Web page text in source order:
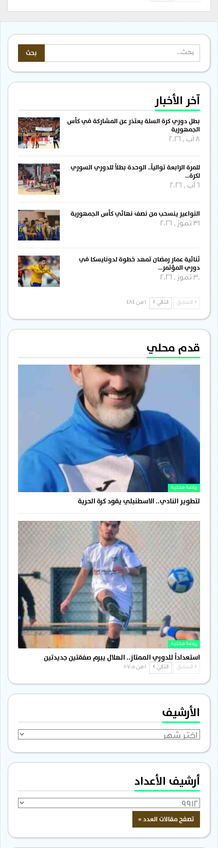
آخر الأخبار
بطل دوري كرة السلة يعتذر عن المشاركة في كأس
الجمهورية
للمرة الرابعة توالياً.. الوحدة بطلاً للدوري السوري
لكرة…
النواعير ينسحب من نصف نهائي كأس الجمهورية
31 تموز , 2026
ثنائية عمار رمضان تمهد خطوة لدونايسكا في
دوري المؤتمر…
30 تموز , 2026
السابق التالي
قدم محلي
رياضة محلية
لتطوير النادي.. الاسطنبلي يقود كرة الحرية
رياضة محلية
استعداداً للدوري الممتاز.. الهلال يبرم صفقتين جديدتين
السابق التالي
الأرشيف
الأرشيف
أرشيف الأعداد